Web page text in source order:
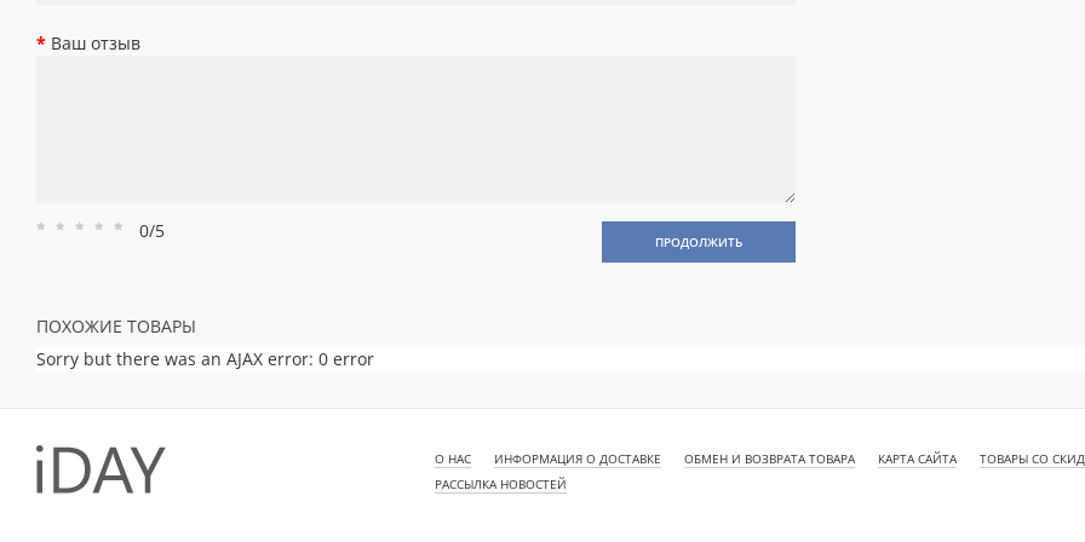
Ваш отзыв
Рейтинг
Рейтинг
Рейтинг
Рейтинг
Рейтинг
0/5 ПРОДОЛЖИТЬ
ПОХОЖИЕ ТОВАРЫ
Sorry but there was an AJAX error: 0 error
О НАС ИНФОРМАЦИЯ О ДОСТАВКЕ ОБМЕН И ВОЗВРАТА ТОВАРА КАРТА САЙТА
ТОВАРЫ СО
РАССЫЛКА НОВОСТЕЙ